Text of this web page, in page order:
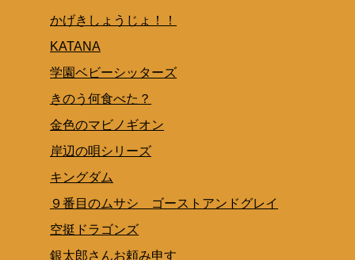
かげきしょうじょ！！
KATANA
学園ベビーシッターズ
きのう何食べた？
金色のマビノギオン
岸辺の唄シリーズ
キングダム
９番目のムサシ ゴーストアンドグレイ
空挺ドラゴンズ
銀太郎さんお頼み申す